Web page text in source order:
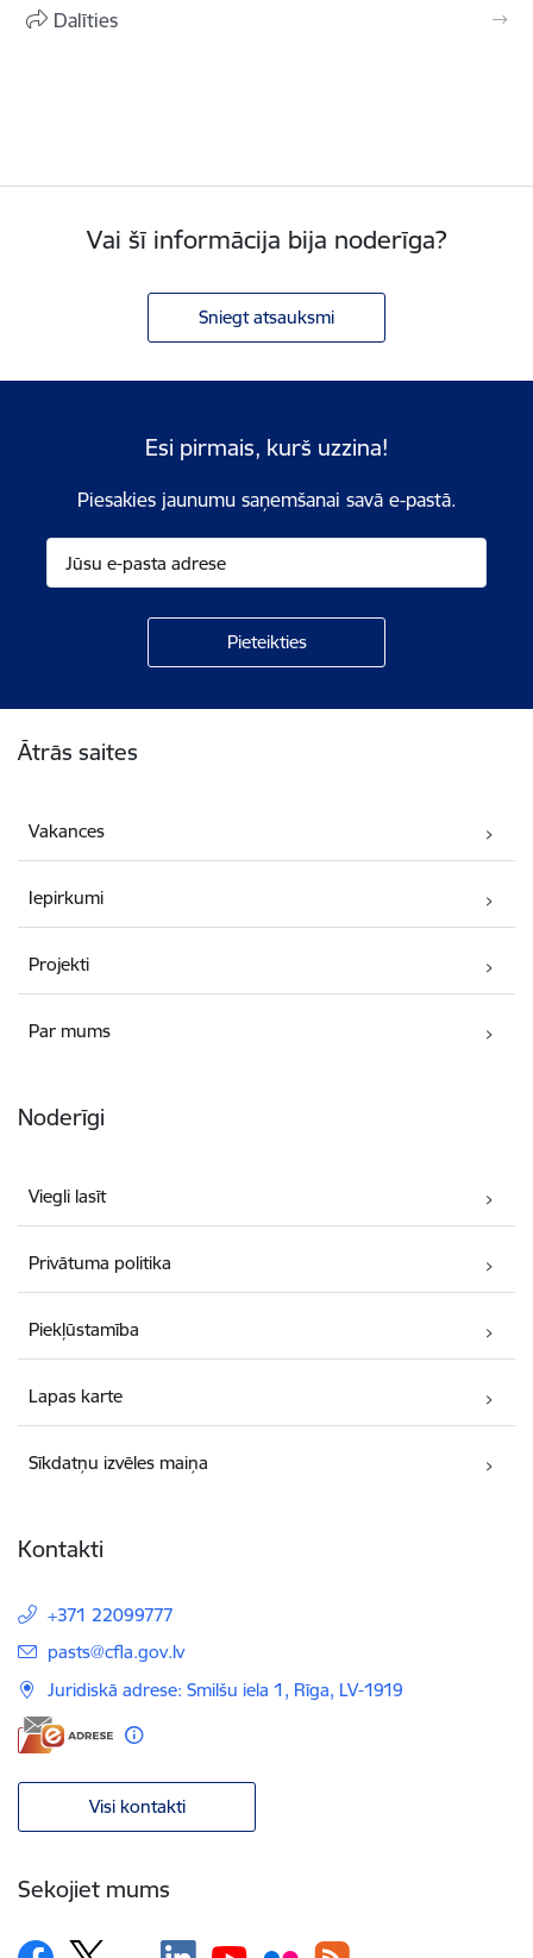
Dalīties
Vai šī informācija bija noderīga?
Sniegt atsauksmi
Esi pirmais, kurš uzzina!
Piesakies jaunumu saņemšanai savā e-pastā.
Ātrās saites
Vakances
Iepirkumi
Projekti
Par mums
Noderīgi
Viegli lasīt
Privātuma politika
Piekļūstamība
Lapas karte
Sīkdatņu izvēles maiņa
Kontakti
+371 22099777
E-pasts:
pasts@cfla.gov.lv
Juridiskā adrese: Smilšu iela 1, Rīga, LV-1919
Visi kontakti
Sekojiet mums